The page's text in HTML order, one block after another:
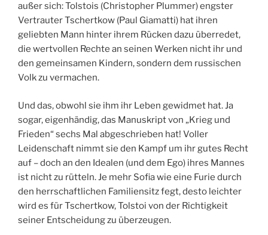
außer sich: Tolstois (Christopher Plummer) engster
Vertrauter Tschertkow (Paul Giamatti) hat ihren
geliebten Mann hinter ihrem Rücken dazu überredet,
die wertvollen Rechte an seinen Werken nicht ihr und
den gemeinsamen Kindern, sondern dem russischen
Volk zu vermachen.
Und das, obwohl sie ihm ihr Leben gewidmet hat. Ja
sogar, eigenhändig, das Manuskript von „Krieg und
Frieden“ sechs Mal abgeschrieben hat! Voller
Leidenschaft nimmt sie den Kampf um ihr gutes Recht
auf – doch an den Idealen (und dem Ego) ihres Mannes
ist nicht zu rütteln. Je mehr Sofia wie eine Furie durch
den herrschaftlichen Familiensitz fegt, desto leichter
wird es für Tschertkow, Tolstoi von der Richtigkeit
seiner Entscheidung zu überzeugen.